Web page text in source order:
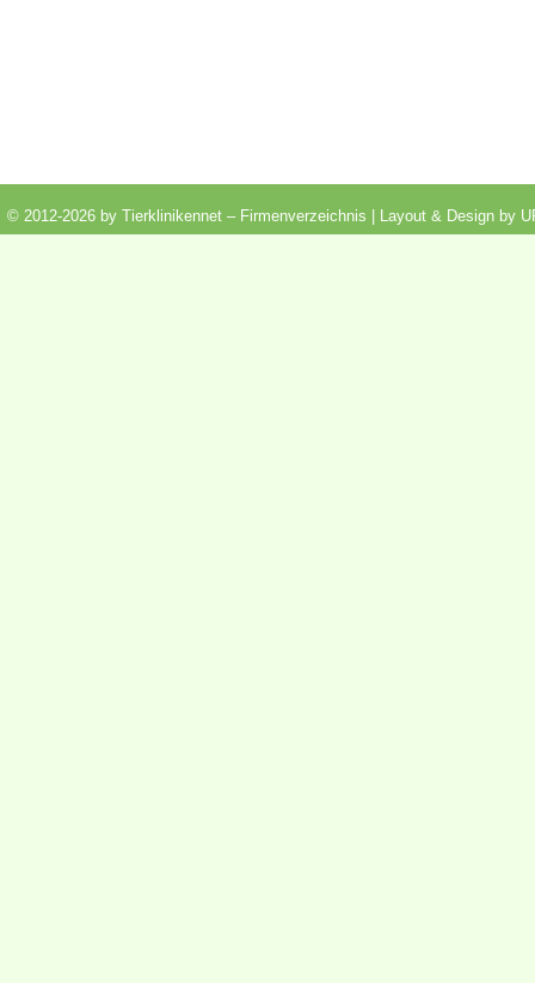
© 2012-2026 by Tierklinikennet – Firmenverzeichnis | Layout & Design by